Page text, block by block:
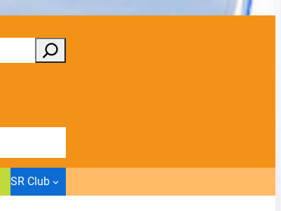
SR Club